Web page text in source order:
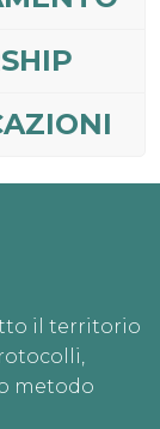
il territorio
metodo